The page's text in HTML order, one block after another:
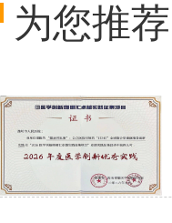
为您推荐